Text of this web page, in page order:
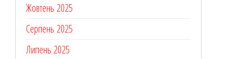
Жовтень 2025
Серпень 2025
Липень 2025